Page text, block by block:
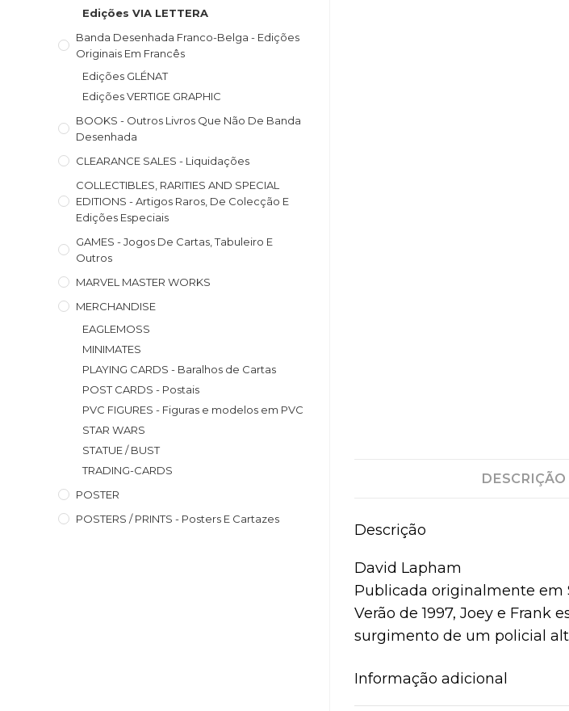
DESCRIÇÃO
Descrição
David Lapham
Publicada originalmente em
Verão de 1997, Joey e
surgimento de um policial
Informação adicional
Edições VIA LETTERA
Banda Desenhada Franco-Belga - Edições
Originais Em Francês
Edições GLÉNAT
Edições VERTIGE GRAPHIC
BOOKS - Outros Livros Que Não De Banda
Desenhada
CLEARANCE SALES - Liquidações
COLLECTIBLES, RARITIES AND SPECIAL
EDITIONS - Artigos Raros, De Colecção E
Edições Especiais
GAMES - Jogos De Cartas, Tabuleiro E
Outros
MARVEL MASTER WORKS
MERCHANDISE
EAGLEMOSS
MINIMATES
PLAYING CARDS - Baralhos de Cartas
POST CARDS - Postais
PVC FIGURES - Figuras e modelos em PVC
STAR WARS
STATUE / BUST
TRADING-CARDS
POSTER
POSTERS / PRINTS - Posters E Cartazes